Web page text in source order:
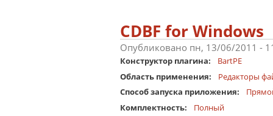
CDBF for Windows
Опубликовано пн, 13/06/2011 -
Конструктор плагина:
BartPE
Область применения:
Редакторы
Способ запуска приложения:
Комплектность:
Полный